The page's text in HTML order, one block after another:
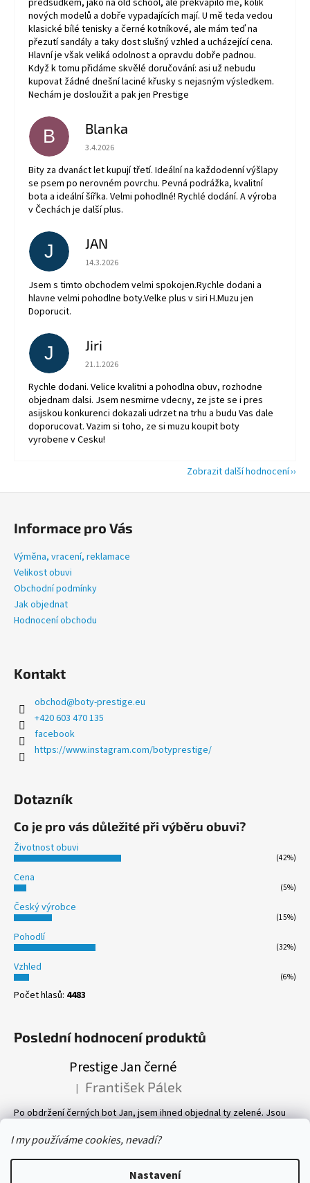
I my používáme cookies, nevadí?
Nastavení
nových modelů a dobře vypadajících mají. U mě teda vedou
klasické bílé tenisky a černé kotníkové, ale mám teď na
přezutí sandály a taky dost slušný vzhled a ucházející cena.
Hlavní je však veliká odolnost a opravdu dobře padnou.
Když k tomu přidáme skvělé doručování: asi už nebudu
kupovat žádné dnešní laciné křusky s nejasným výsledkem.
Nechám je dosloužit a pak jen Prestige
B Blanka
Hodnocení obchodu je 5 z 5 hvězdiček.
3.4.2026
Bity za dvanáct let kupují třetí. Ideální na každodenní výšlapy
se psem po nerovném povrchu. Pevná podrážka, kvalitní
bota a ideální šířka. Velmi pohodlné! Rychlé dodání. A výroba
v Čechách je další plus.
J JAN
Hodnocení obchodu je 5 z 5 hvězdiček.
14.3.2026
Jsem s timto obchodem velmi spokojen.Rychle dodani a
hlavne velmi pohodlne boty.Velke plus v siri H.Muzu jen
Doporucit.
J Jiri
Hodnocení obchodu je 5 z 5 hvězdiček.
21.1.2026
Rychle dodani. Velice kvalitni a pohodlna obuv, rozhodne
objednam dalsi. Jsem nesmirne vdecny, ze jste se i pres
asijskou konkurenci dokazali udrzet na trhu a budu Vas dale
doporucovat. Vazim si toho, ze si muzu koupit boty
vyrobene v Cesku!
Zobrazit další hodnocení
Informace pro Vás
Výměna, vracení, reklamace
Velikost obuvi
Obchodní podmínky
Jak objednat
Hodnocení obchodu
Kontakt
obchod@boty-prestige.eu
+420 603 470 135
facebook
https://www.instagram.com/botyprestige/
Dotazník
Co je pro vás důležité při výběru obuvi?
Životnost obuvi
(42%)
Cena
(5%)
Český výrobce
(15%)
Pohodlí
(32%)
Vzhled
(6%)
Počet hlasů: 4483
Poslední hodnocení produktů
Prestige Jan černé
Hodnocení produktu je 5 z 5 hvězdiček.
| František Pálek
Po obdržení černých bot Jan, jsem ihned objednal ty zelené. Jsou
příjemný. Vlastně mám v botníku 8 páru bot, všechny Prestige! Vřele